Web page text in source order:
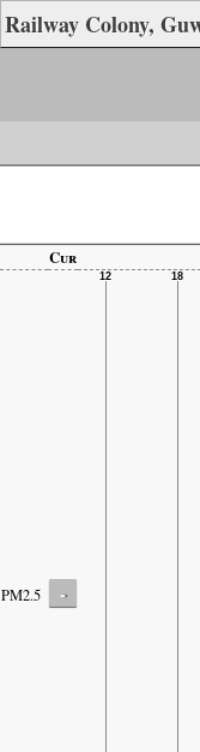
Railway Colony,
Cur
PM2.5 -